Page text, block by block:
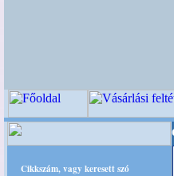
Cikkszám, vagy keresett szó
Világ Mestere!